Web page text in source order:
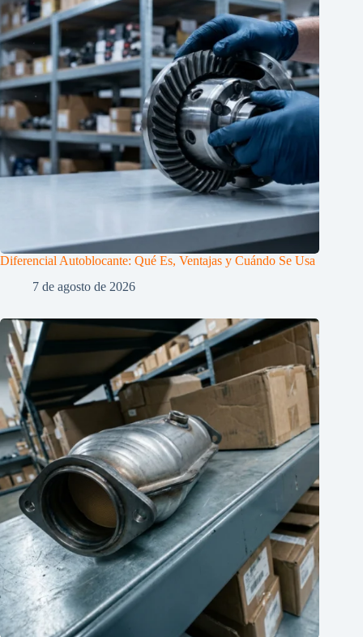
Diferencial Autoblocante: Qué Es, Ventajas y Cuándo Se Usa
7 de agosto de 2026